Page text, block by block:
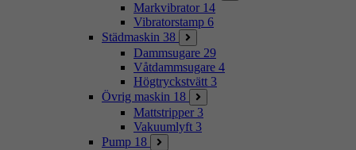
Markvibrator 14
Vibratorstamp 6
Städmaskin 38
Dammsugare 29
Våtdammsugare 4
Högtryckstvätt 3
Övrig maskin 18
Mattstripper 3
Vakuumlyft 3
Pump 18